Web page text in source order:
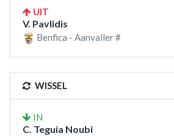
UIT
V. Pavlidis
Benfica - Aanvaller #
WISSEL
IN
C. Teguia Noubi